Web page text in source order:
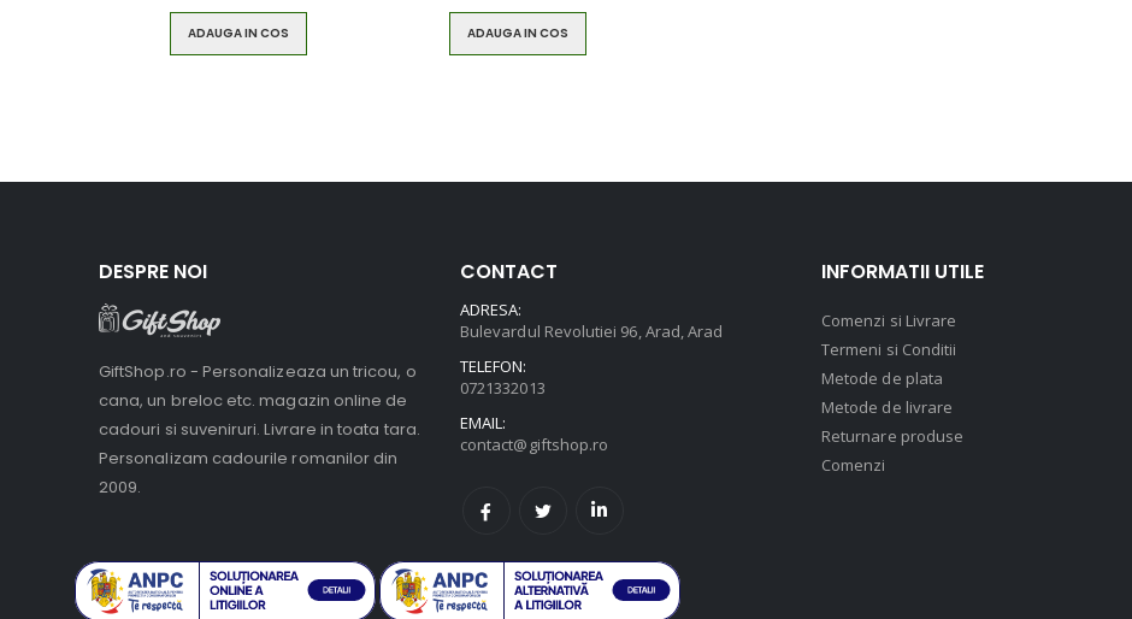
ADAUGA IN COS ADAUGA IN COS
DESPRE NOI
GiftShop.ro - Personalizeaza un tricou, o
cana, un breloc etc. magazin online de
cadouri si suveniruri. Livrare in toata tara.
Personalizam cadourile romanilor din
2009.
CONTACT
ADRESA:
Bulevardul Revolutiei 96, Arad, Arad
TELEFON:
0721332013
EMAIL:
contact@giftshop.ro
INFORMATII UTILE
Comenzi si Livrare
Termeni si Conditii
Metode de plata
Metode de livrare
Returnare produse
Comenzi